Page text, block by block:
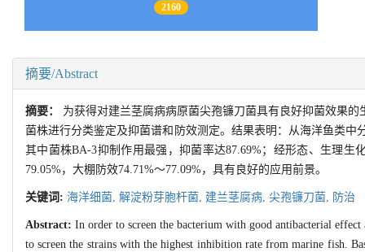
2160
摘要/Abstract
摘要： 为获得对建兰茎腐病病原菌尖孢镰刀菌具有良好抑菌效果
菌株进行分类鉴定及抑菌谱和防效测定。结果表明：从海洋鱼类中
其中菌株BA-3抑制作用最强，抑菌率达87.69%；经形态、生理
79.05%，大棚防效74.71%～77.09%，具有良好的应用前景。
关键词: 海洋细菌, 解淀粉芽胞杆菌, 建兰茎腐病, 尖孢镰刀菌, 防治
Abstract: In order to screen the bacterium with good antibacterial effect
to screen the strains with the highest inhibition rate from marine fish.